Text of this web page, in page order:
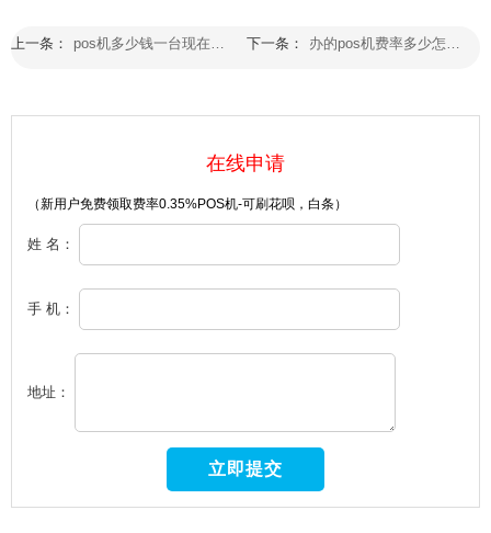
上一条： pos机多少钱一台现在办理都有哪些手续费用 下一条： 办的pos机费率多少怎么办理费率低的机器
在线申请
（新用户免费领取费率0.35%POS机-可刷花呗，白条）
姓 名：
手 机：
地址：